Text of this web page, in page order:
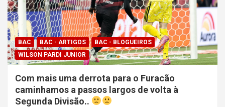
BAC BAC - ARTIGOS
BAC - BLOGUEIROS
WILSON PARDI JUNIOR
Com mais uma derrota para o Furacão
caminhamos a passos largos de volta à
Segunda Divisão..